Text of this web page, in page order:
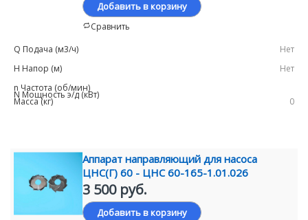
Добавить в корзину
Сравнить
Нет
Нет
0
Аппарат направляющий для насоса
ЦНС(Г) 60 - ЦНС 60-165-1.01.026
3 500 руб.
Добавить в корзину